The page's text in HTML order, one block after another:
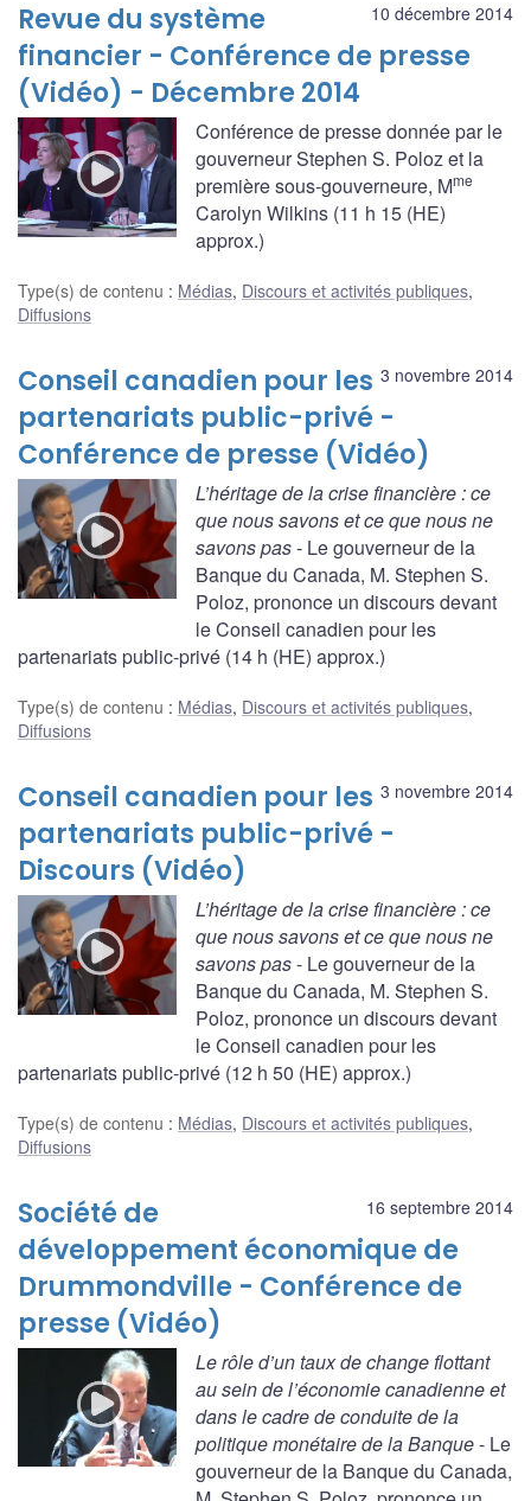
10 décembre 2014
Revue du système
financier - Conférence de presse
(Vidéo) - Décembre 2014
Conférence de presse donnée par le
gouverneur Stephen S. Poloz et la
première sous-gouverneure, Mme
Carolyn Wilkins (11 h 15 (HE)
approx.)
Type(s) de contenu : Médias, Discours et activités publiques,
Diffusions
3 novembre 2014
Conseil canadien pour les
partenariats public-privé -
Conférence de presse (Vidéo)
L’héritage de la crise financière : ce
que nous savons et ce que nous ne
savons pas- Le gouverneur de la
Banque du Canada, M. Stephen S.
Poloz, prononce un discours devant
le Conseil canadien pour les
partenariats public-privé (14 h (HE) approx.)
Type(s) de contenu : Médias, Discours et activités publiques,
Diffusions
3 novembre 2014
Conseil canadien pour les
partenariats public-privé -
Discours (Vidéo)
L’héritage de la crise financière : ce
que nous savons et ce que nous ne
savons pas- Le gouverneur de la
Banque du Canada, M. Stephen S.
Poloz, prononce un discours devant
le Conseil canadien pour les
partenariats public-privé (12 h 50 (HE) approx.)
Type(s) de contenu : Médias, Discours et activités publiques,
Diffusions
16 septembre 2014
Société de
développement économique de
Drummondville - Conférence de
presse (Vidéo)
Le rôle d’un taux de change flottant
au sein de l’économie canadienne et
dans le cadre de conduite de la
politique monétaire de la Banque- Le
gouverneur de la Banque du Canada,